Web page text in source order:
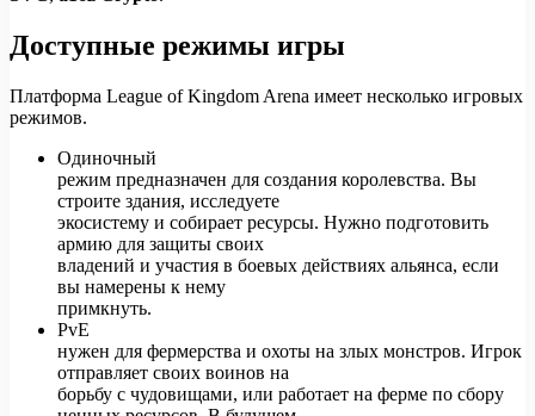
Доступные режимы игры
Платформа League of Kingdom Arena имеет несколько игровых
режимов.
Одиночный
режим предназначен для создания королевства. Вы
строите здания, исследуете
экосистему и собирает ресурсы. Нужно подготовить
армию для защиты своих
владений и участия в боевых действиях альянса, если
вы намерены к нему
примкнуть.
PvE
нужен для фермерства и охоты на злых монстров. Игрок
отправляет своих воинов на
борьбу с чудовищами, или работает на ферме по сбору